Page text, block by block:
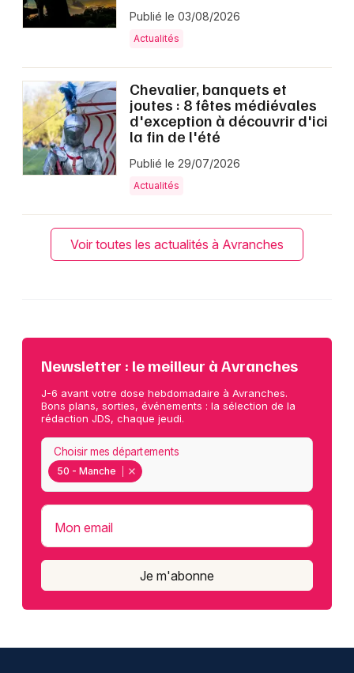
Publié le 03/08/2026
Actualités
Chevalier, banquets et
joutes : 8 fêtes médiévales
d'exception à découvrir d'ici
la fin de l'été
Publié le 29/07/2026
Actualités
Voir toutes les actualités à Avranches
Newsletter : le meilleur à Avranches
J-6 avant votre dose hebdomadaire à Avranches.
Bons plans, sorties, événements : la sélection de la
rédaction JDS, chaque jeudi.
50 - Manche
Choisir mes départements
Mon email
Je m'abonne